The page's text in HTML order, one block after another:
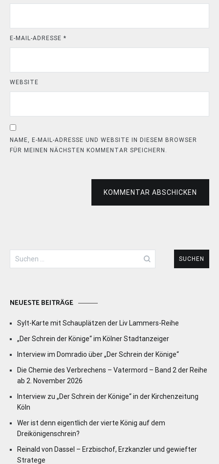
E-MAIL-ADRESSE *
WEBSITE
NAME, E-MAIL-ADRESSE UND WEBSITE IN DIESEM BROWSER
FÜR MEINEN NÄCHSTEN KOMMENTAR SPEICHERN.
KOMMENTAR ABSCHICKEN
Suchen
nach:
NEUESTE BEITRÄGE
Sylt-Karte mit Schauplätzen der Liv Lammers-Reihe
„Der Schrein der Könige“ im Kölner Stadtanzeiger
Interview im Domradio über „Der Schrein der Könige“
Die Chemie des Verbrechens – Vatermord – Band 2 der Reihe
ab 2. November 2026
Interview zu „Der Schrein der Könige“ in der Kirchenzeitung
Köln
Wer ist denn eigentlich der vierte König auf dem
Dreikönigenschrein?
Reinald von Dassel – Erzbischof, Erzkanzler und gewiefter
Stratege